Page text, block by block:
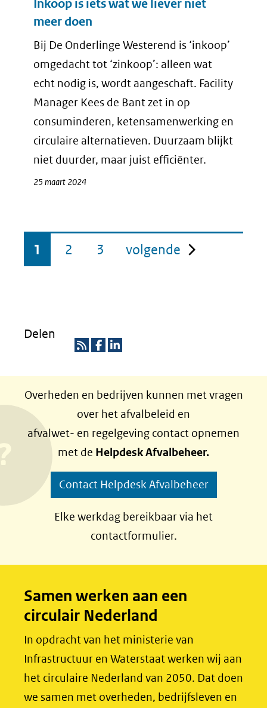
Inkoop is iets wat we liever niet
meer doen
Bij De Onderlinge Westerend is ‘inkoop’
omgedacht tot ‘zinkoop’: alleen wat
echt nodig is, wordt aangeschaft. Facility
Manager Kees de Bant zet in op
consuminderen, ketensamenwerking en
circulaire alternatieven. Duurzaam blijkt
niet duurder, maar juist efficiënter.
25 maart 2024
1 2 3 volgende pagina
Delen
S
l
e
n
o
p
F
a
b
o
k
(opent
nieuw
l
e
n
o
p
L
n
e
I
n
(opent
in
nieuw
Overheden en bedrijven kunnen met vragen
over het afvalbeleid en
afvalwet- en regelgeving contact opnemen
met de Helpdesk Afvalbeheer.
Contact Helpdesk Afvalbeheer
Elke werkdag bereikbaar via het
contactformulier.
Samen werken aan een
circulair Nederland
In opdracht van het ministerie van
Infrastructuur en Waterstaat werken wij aan
het circulaire Nederland van 2050. Dat doen
we samen met overheden, bedrijfsleven en